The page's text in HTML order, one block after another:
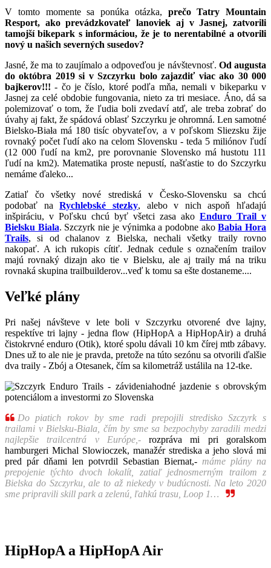
V tomto momente sa ponúka otázka, prečo Tatry Mountain
Resport, ako prevádzkovateľ lanoviek aj v Jasnej, zatvorili
tamojší bikepark s informáciou, že je to nerentabilné a otvorili
nový u našich severných susedov?
Jasné, že ma to zaujímalo a odpoveďou je návštevnosť. Od augusta
do októbra 2019 si v Szczyrku bolo zajazdiť viac ako 30 000
bajkerov!!!- čo je číslo, ktoré podľa mňa, nemali v bikeparku v
Jasnej za celé obdobie fungovania, nieto za tri mesiace. Áno, dá sa
polemizovať o tom, že ľudia boli zvedaví atď, ale treba zobrať do
úvahy aj fakt, že spádová oblasť Szczyrku je ohromná. Len samotné
Bielsko-Biała má 180 tisíc obyvateľov, a v poľskom Sliezsku žije
rovnaký počet ľudí ako na celom Slovensku - teda 5 miliónov ľudí
(12 000 ľudí na km2, pre porovnanie Slovensko má hustotu 111
ľudí na km2). Matematika proste nepustí, našťastie to do Szczyrku
nemáme ďaleko...
Zatiaľ čo všetky nové strediská v Česko-Slovensku sa chcú
podobať naRychlebské stezky, alebo v nich aspoň hľadajú
inšpiráciu, v Poľsku chcú byť všetci zasa ako Enduro Trail v
Bielsku Biala. Szczyrk nie je výnimka a podobne akoBabia Hora
Trails, si od chalanov z Bielska, nechali všetky traily rovno
nakopať. A ich rukopis cítiť. Jednak cedule s označením trailov
majú rovnaký dizajn ako tie v Bielsku, ale aj traily má na triku
rovnaká skupina trailbuilderov...veď k tomu sa ešte dostaneme....
Veľké plány
Pri našej návšteve v lete boli v Szczyrku otvorené dve lajny,
respektíve tri lajny - jedna flow (HipHopA a HipHopAir) a druhá
čistokrvné enduro (Otik), ktoré spolu dávali 10 km čírej mtb zábavy.
Dnes už to ale nie je pravda, pretože na túto sezónu sa otvorili ďalšie
dva traily - Zbój a Otesanek, čím sa kilometráž ustálila na 12-tke.
 Do piatich rokov by sme radi prepojili stredisko Szczyrk s
trailami v Bielsku-Biala, čím by sme sa bezpochyby zaradili medzi
najlepšie trailcentrá v Európe,-rozpráva mi pri goralskom
hamburgeri Michal Slowioczek, manažér strediska a jeho slová mi
pred pár dňami len potvrdil Sebastian Biernat,- máme plány na
prepojenie týchto dvoch lokalít, zatiaľ jednosmerným trailom z
Bielska do Szczyrku, ale to až niekedy v budúcnosti. Na leto 2020
sme pripravili skill park a zelenú, ľahkú trasu, Loop 1…

HipHopA a HipHopA Air